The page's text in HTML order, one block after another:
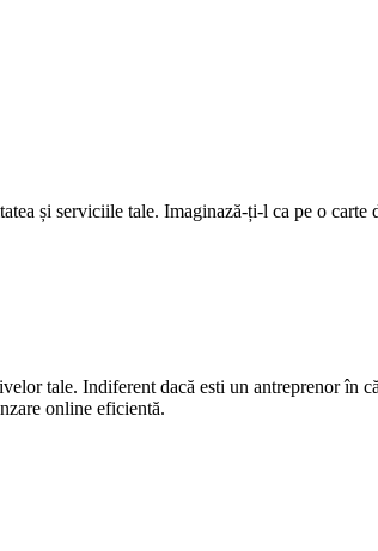
și serviciile tale. Imaginază-ți-l ca pe o
tale. Indiferent dacă esti un antreprenor în
online eficientă.